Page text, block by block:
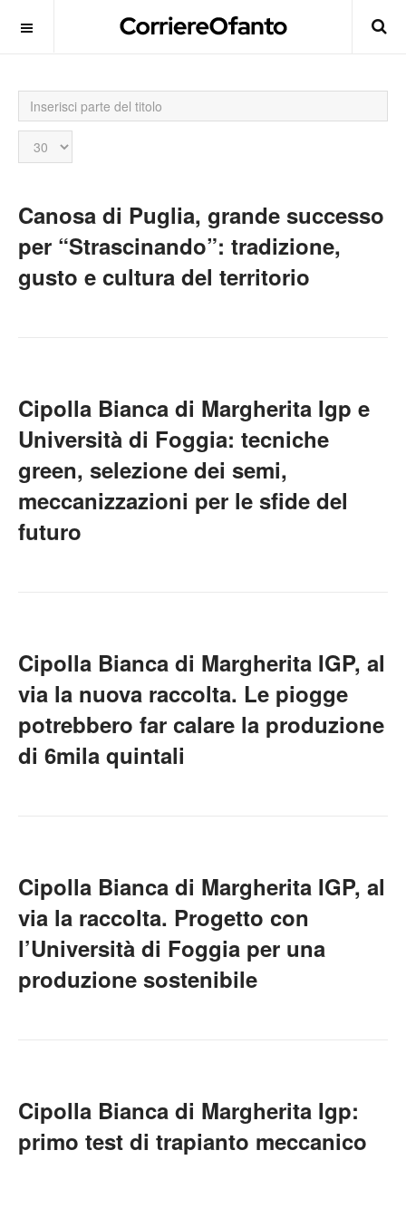
Inserisci
parte
del
titolo
Visualizza
n.
Canosa di Puglia, grande successo
per “Strascinando”: tradizione,
gusto e cultura del territorio
Cipolla Bianca di Margherita Igp e
Università di Foggia: tecniche
green, selezione dei semi,
meccanizzazioni per le sfide del
futuro
Cipolla Bianca di Margherita IGP, al
via la nuova raccolta. Le piogge
potrebbero far calare la produzione
di 6mila quintali
Cipolla Bianca di Margherita IGP, al
via la raccolta. Progetto con
l’Università di Foggia per una
produzione sostenibile
Cipolla Bianca di Margherita Igp:
primo test di trapianto meccanico